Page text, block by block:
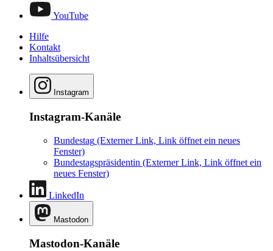
YouTube
Hilfe
Kontakt
Inhaltsübersicht
Instagram
Instagram-Kanäle
Bundestag (Externer Link, Link öffnet ein neues
Fenster)
Bundestagspräsidentin (Externer Link, Link öffnet ein
neues Fenster)
LinkedIn
Mastodon
Mastodon-Kanäle